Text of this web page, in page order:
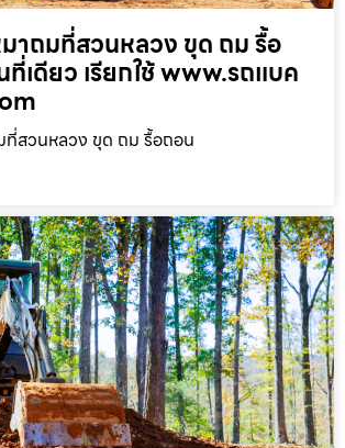
มาถมที่สวนหลวง ขุด ถม รื้อ
ที่เดียว เรียกใช้ www.รถแบค
ที่สวนหลวง ขุด ถม รื้อถอน